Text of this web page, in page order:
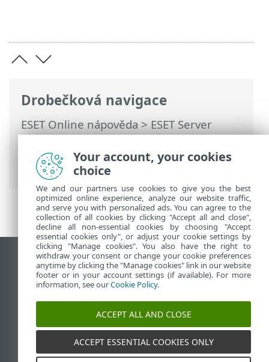
Drobečková navigace
ESET Online nápověda>ESET Server
Security>Rozšířená nastavení>Kontroly
> Cíle kontroly serveru ESET konzole pro
vzdálenou správu
Zobrazit verzi pro počítač
End of Life
ESET Databáze znalostí
ESET Forum
ESET Status Portal
Regionální podpora
Your account, your cookies
choice
We and our partners use cookies to give you the best
optimized online experience, analyze our website traffic,
and serve you with personalized ads. You can agree to the
collection of all cookies by clicking "Accept all and close",
decline all non-essential cookies by choosing "Accept
essential cookies only", or adjust your cookie settings by
clicking "Manage cookies". You also have the right to
withdraw your consent or change your cookie preferences
anytime by clicking the "Manage cookies" link in our website
footer or in your account settings (if available). For more
information, see ourCookie Policy.
ACCEPT ALL AND CLOSE
ACCEPT ESSENTIAL COOKIES ONLY